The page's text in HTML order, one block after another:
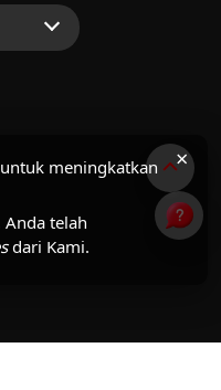
×
meningkatkan
telah
dari Kami.